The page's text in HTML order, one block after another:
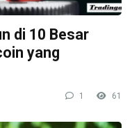
di 10 Besar
yang
1 61